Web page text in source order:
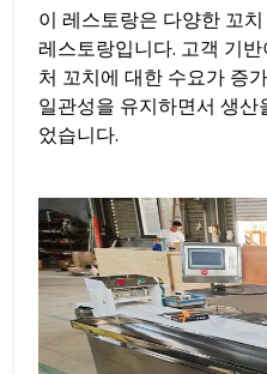
이 레스토랑은 다양한 꼬
레스토랑입니다. 고객 기
처 꼬치에 대한 수요가 증
일관성을 유지하면서 생
었습니다.